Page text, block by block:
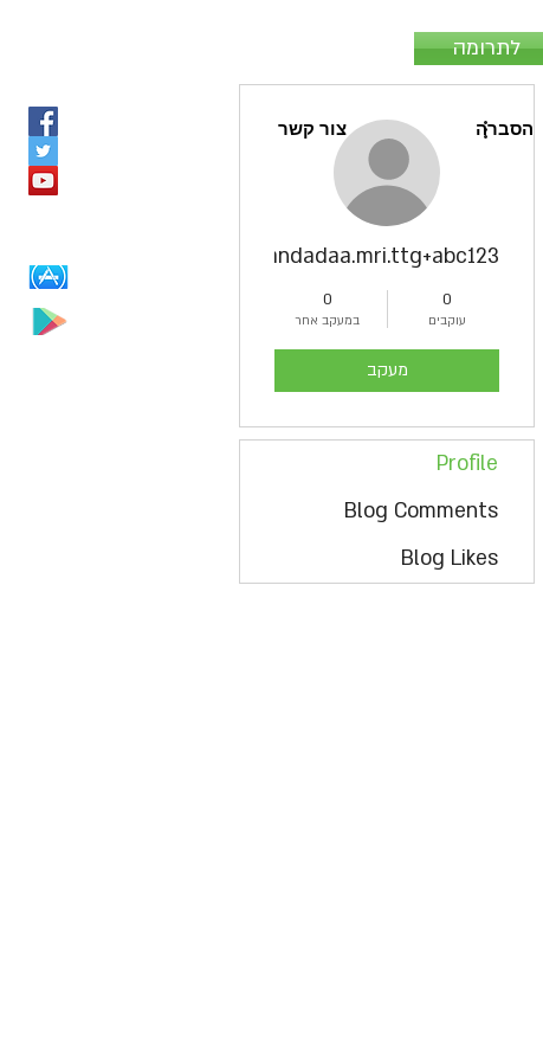
לתרומה
הסברה צור קשר
kandadaa.mri.ttg+abc123
0
עוקבים
0
במעקב אחר
מעקב
Profile
Blog Comments
Blog Likes